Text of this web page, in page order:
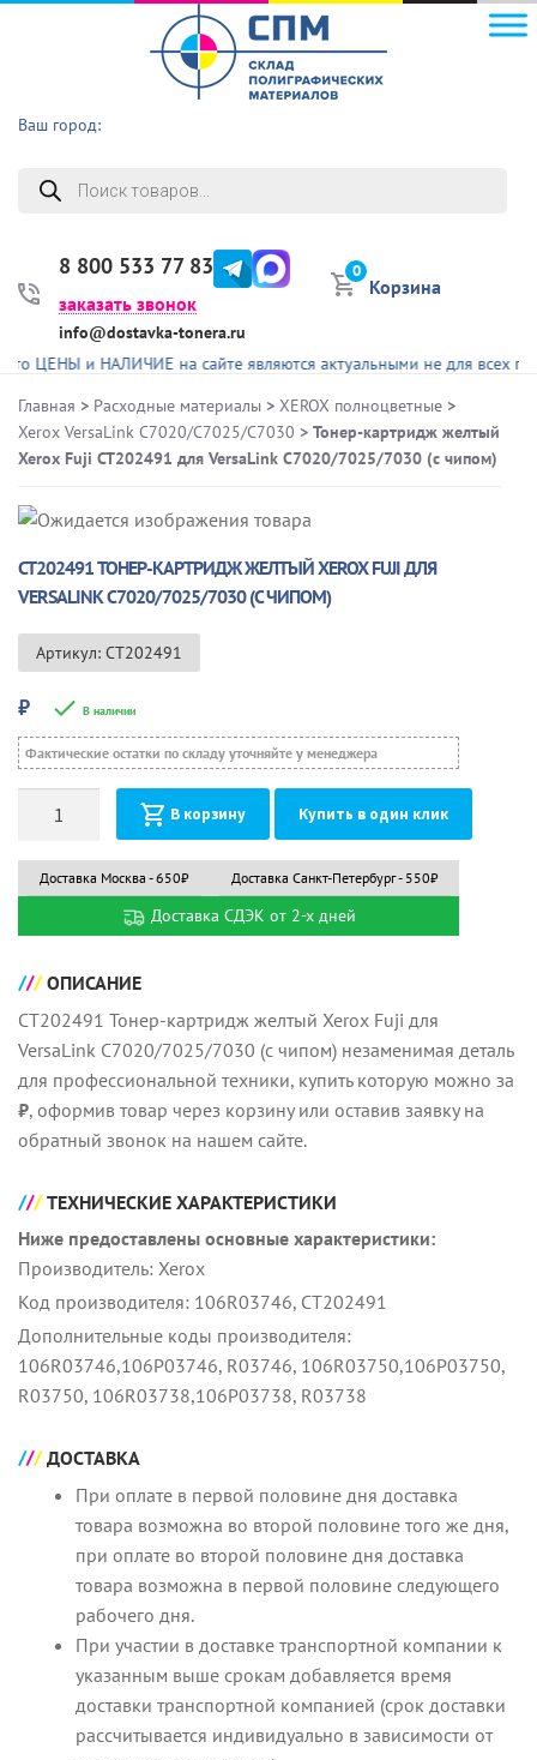
Ваш город:
Поиск
товаров
8 800 533 77 83
заказать звонок
info@dostavka-tonera.ru
0
Корзина
и НАЛИЧИЕ на сайте являются актуальными не для всех
Главная > Расходные материалы > XEROX полноцветные >
Xerox VersaLink C7020/C7025/C7030 > Тонер-картридж желтый
Xerox Fuji CT202491 для VersaLink C7020/7025/7030 (с чипом)
CT202491 ТОНЕР-КАРТРИДЖ ЖЕЛТЫЙ XEROX FUJI ДЛЯ
VERSALINK C7020/7025/7030 (С ЧИПОМ)
Артикул: CT202491
₽ В наличии
Фактические остатки по складу уточняйте у менеджера
В корзину Купить в один клик
Доставка Москва - 650₽ Доставка Санкт-Петербург - 550₽
Доставка СДЭК от 2-х дней
ОПИСАНИЕ
CT202491 Тонер-картридж желтый Xerox Fuji для
VersaLink C7020/7025/7030 (с чипом) незаменимая деталь
для профессиональной техники, купить которую можно за
₽, оформив товар через корзину или оставив заявку на
обратный звонок на нашем сайте.
ТЕХНИЧЕСКИЕ ХАРАКТЕРИСТИКИ
Ниже предоставлены основные характеристики:
Производитель: Xerox
Код производителя: 106R03746, CT202491
Дополнительные коды производителя:
106R03746,106Р03746, R03746, 106R03750,106Р03750,
R03750, 106R03738,106Р03738, R03738
ДОСТАВКА
При оплате в первой половине дня доставка
товара возможна во второй половине того же дня,
при оплате во второй половине дня доставка
товара возможна в первой половине следующего
рабочего дня.
При участии в доставке транспортной компании к
указанным выше срокам добавляется время
доставки транспортной компанией (срок доставки
рассчитывается индивидуально в зависимости от